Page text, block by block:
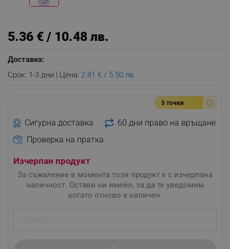
5.36 € / 10.48 лв.
Доставка:
Срок: 1-3 дни | Цена: 2.81 € / 5.50 лв.
5 точки
Сигурна доставка
60 дни право на връщане
Проверка на пратка
Изчерпан продукт
За съжаление в момента този продукт е с изчерпана
наличност. Остави ни имейл, за да те уведомим
когато отново е наличен.